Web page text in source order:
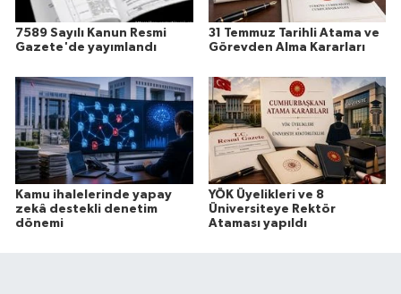
7589 Sayılı Kanun Resmi
Gazete'de yayımlandı
31 Temmuz Tarihli Atama ve
Görevden Alma Kararları
Kamu ihalelerinde yapay
zekâ destekli denetim
dönemi
YÖK Üyelikleri ve 8
Üniversiteye Rektör
Ataması yapıldı